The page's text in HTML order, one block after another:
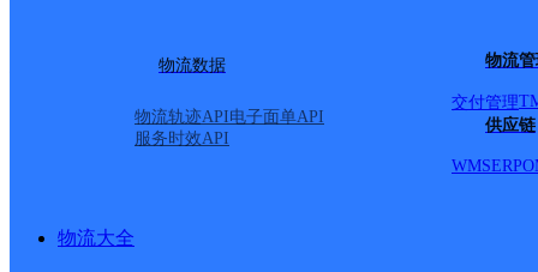
物流数据
物流轨迹API电子面单API
服务时效API
物流
交付管理
供应链
WMSERP
物流大全
极兔速递 更多号码
地址
派送范围:详情